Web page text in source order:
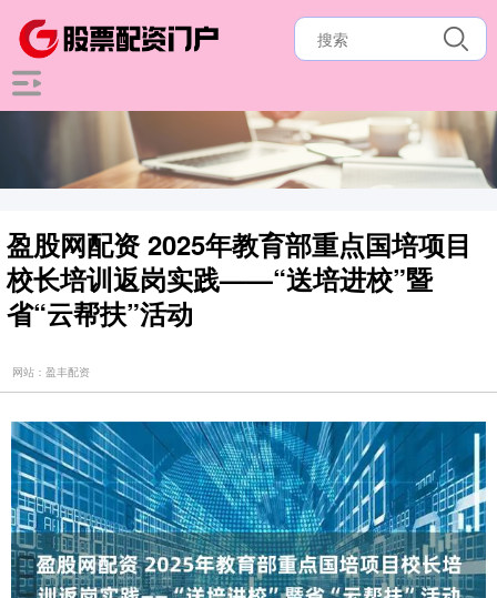
盈股网配资 2025年教育部重点国培项目
校长培训返岗实践——“送培进校”暨
省“云帮扶”活动
网站：盈丰配资